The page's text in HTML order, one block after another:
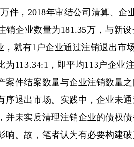
件，2018年审结公司清算、企
销企业数量为181.35万，与新
，就有1户企业通过注销退出市
为113.34:1，即平均113户企业
案件结案数量与企业注销数量
序退出市场。实践中，企业未
并未实质清理注销企业的债权
响。故，笔者认为有必要构建